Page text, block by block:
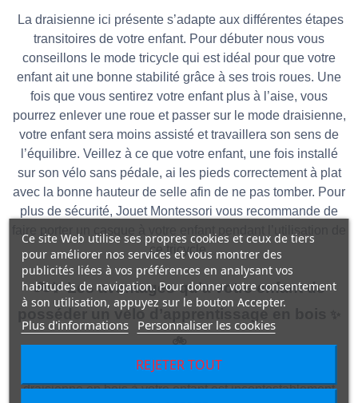
Ce site Web utilise ses propres cookies et ceux de tiers
pour améliorer nos services et vous montrer des
publicités liées à vos préférences en analysant vos
habitudes de navigation. Pour donner votre consentement
à son utilisation, appuyez sur le bouton Accepter.
Plus d'informations Personnaliser les cookies
REJETER TOUT
La draisienne ici présente s’adapte aux différentes étapes
transitoires de votre enfant. Pour débuter nous vous
conseillons le mode tricycle qui est idéal pour que votre
enfant ait une bonne stabilité grâce à ses trois roues. Une
fois que vous sentirez votre enfant plus à l’aise, vous
pourrez enlever une roue et passer sur le mode draisienne,
votre enfant sera moins assisté et travaillera son sens de
l’équilibre. Veillez à ce que votre enfant, une fois installé
sur son vélo sans pédale, ai les pieds correctement à plat
avec la bonne hauteur de selle afin de ne pas tomber. Pour
plus de sécurité, Jouet Montessori vous recommande de
ce tricycle.
🚲✨ Les avantages qu’a votre enfant de
posséder un vélo d’apprentissage en bois
L’avantage le plus important que peut apporter une
draisienne en bois à votre enfant est incontestablement